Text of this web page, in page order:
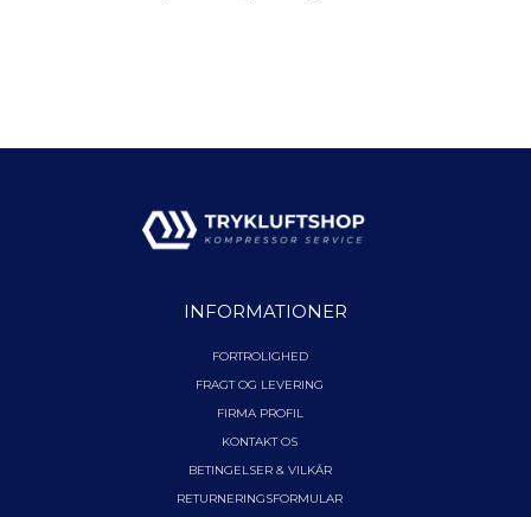
INFORMATIONER
FORTROLIGHED
FRAGT OG LEVERING
FIRMA PROFIL
KONTAKT OS
BETINGELSER & VILKÅR
RETURNERINGSFORMULAR